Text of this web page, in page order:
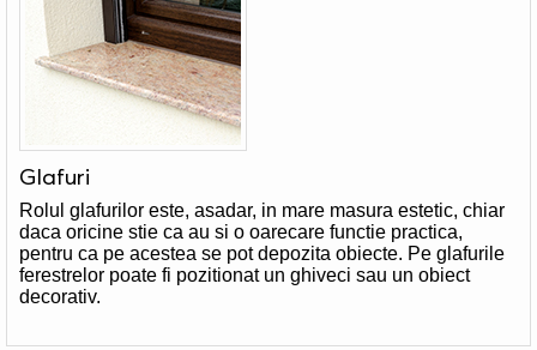
Glafuri
Rolul glafurilor este, asadar, in mare masura estetic, chiar
daca oricine stie ca au si o oarecare functie practica,
pentru ca pe acestea se pot depozita obiecte. Pe glafurile
ferestrelor poate fi pozitionat un ghiveci sau un obiect
decorativ.